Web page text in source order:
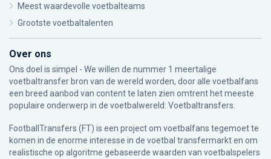
Meest waardevolle voetbalteams
Grootste voetbaltalenten
Over ons
Ons doel is simpel - We willen de nummer 1 meertalige
voetbaltransfer bron van de wereld worden, door alle voetbalfans
een breed aanbod van content te laten zien omtrent het meeste
populaire onderwerp in de voetbalwereld: Voetbaltransfers.
FootballTransfers (FT) is een project om voetbalfans tegemoet te
komen in de enorme interesse in de voetbal transfermarkt en om
realistische op algoritme gebaseerde waarden van voetbalspelers